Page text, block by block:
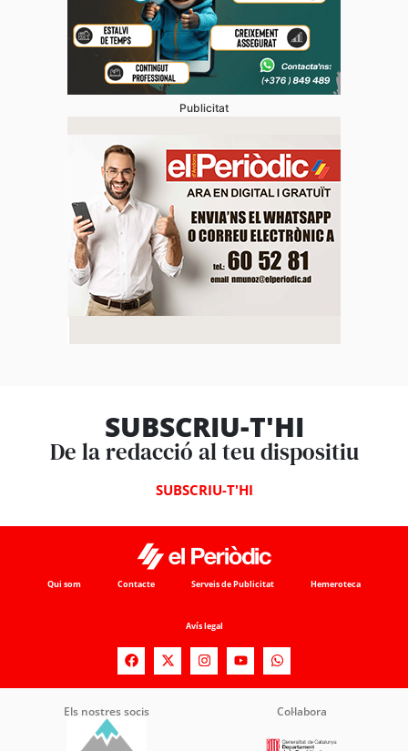
Publicitat
SUBSCRIU-T'HI
De la redacció al teu dispositiu
SUBSCRIU-T'HI
Qui som Contacte Serveis de Publicitat Hemeroteca
Avís legal
Els nostres socis Col·labora